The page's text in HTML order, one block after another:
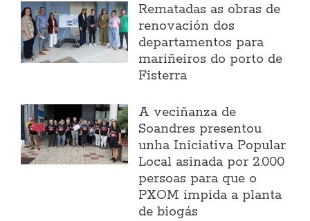
Rematadas as obras de
renovación dos
departamentos para
mariñeiros do porto de
Fisterra
A veciñanza de
Soandres presentou
unha Iniciativa Popular
Local asinada por 2.000
persoas para que o
PXOM impida a planta
de biogás